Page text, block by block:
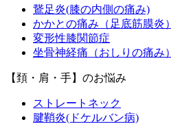
鵞足炎(膝の内側の痛み)
かかとの痛み（足底筋膜炎）
変形性膝関節症
坐骨神経痛（おしりの痛み）
【頚・肩・手】のお悩み
ストレートネック
腱鞘炎(ドケルバン病)